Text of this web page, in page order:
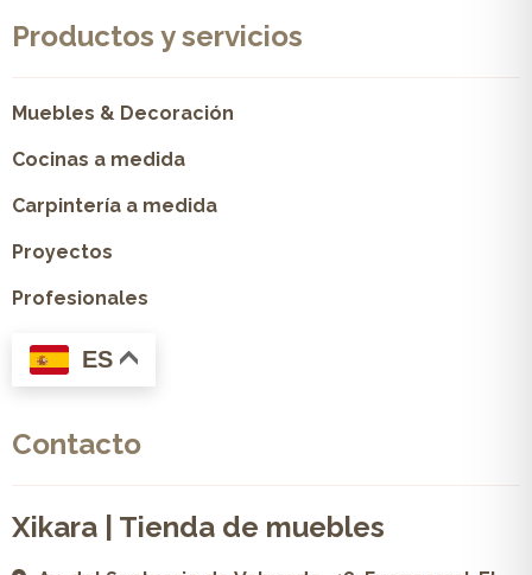
Productos y servicios
Muebles & Decoración
Cocinas a medida
Carpintería a medida
Proyectos
Profesionales
ES
Contacto
Xikara | Tienda de muebles